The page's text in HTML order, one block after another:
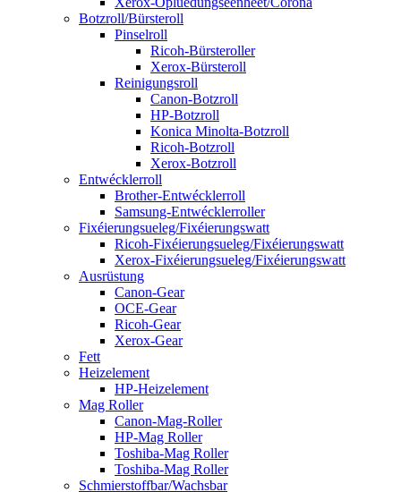
Botzroll/Bürsteroll
Pinselroll
Ricoh-Bürsteroller
Xerox-Bürsteroll
Reinigungsroll
Canon-Botzroll
HP-Botzroll
Konica Minolta-Botzroll
Ricoh-Botzroll
Xerox-Botzroll
Entwécklerroll
Brother-Entwécklerroll
Samsung-Entwécklerroller
Fixéierungsueleg/Fixéierungswatt
Ricoh-Fixéierungsueleg/Fixéierungswatt
Xerox-Fixéierungsueleg/Fixéierungswatt
Ausrüstung
Canon-Gear
OCE-Gear
Ricoh-Gear
Xerox-Gear
Fett
Heizelement
HP-Heizelement
Mag Roller
Canon-Mag-Roller
HP-Mag Roller
Toshiba-Mag Roller
Toshiba-Mag Roller
Schmierstoffbar/Wachsbar